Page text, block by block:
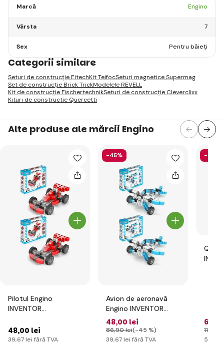
Marcă Engino
Vârsta 7
Sex Pentru băieți
Categorii similare
Seturi de construcție EitechKit TeifocSeturi magnetice Supermag
Set de construcție Brick TrickModelele REVELL
Kit de construcție FischertechnikSeturi de construcție Cleverclixx
Kituri de constructie Quercetti
Alte produse ale mărcii Engino
Pilotul Engino
INVENTOR
modele bonus
48,00 lei
39,67 lei fără TVA
-45%
Avion de aeronavă
Engino INVENTOR
MECHANICS cu 5
modele bonus
48,00 lei
86,90 lei(-45 %)
39,67 lei fără TVA
-44%
Quad
66
117
54